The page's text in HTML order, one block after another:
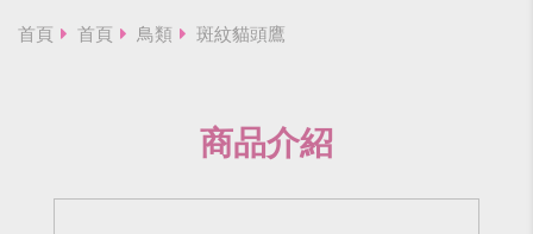
首頁 首頁 鳥類 斑紋貓頭鷹
商品介紹